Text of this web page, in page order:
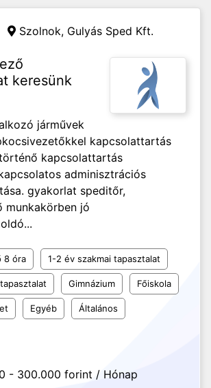
Szolnok, Gulyás Sped Kft.
keresünk
járművek
kapcsolattartás
kapcsolattartás
adminisztrációs
gyakorlat speditőr,
munkakörben jó
8 óra 1-2 év szakmai tapasztalat
Gimnázium Főiskola
Egyéb Általános
- 300.000 forint / Hónap